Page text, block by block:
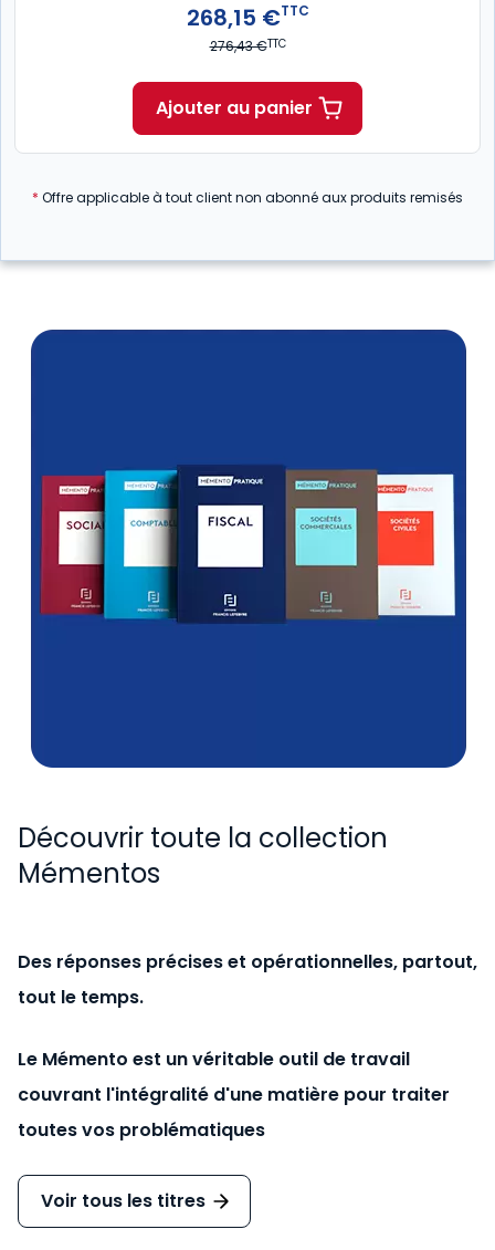
268,15 €TTC
276,43 €TTC
Ajouter au panier
* Offre applicable à tout client non abonné aux produits remisés
Découvrir toute la collection
Mémentos
Des réponses précises et opérationnelles, partout,
tout le temps.
Le Mémento est un véritable outil de travail
couvrant l'intégralité d'une matière pour traiter
toutes vos problématiques
Voir tous les titres